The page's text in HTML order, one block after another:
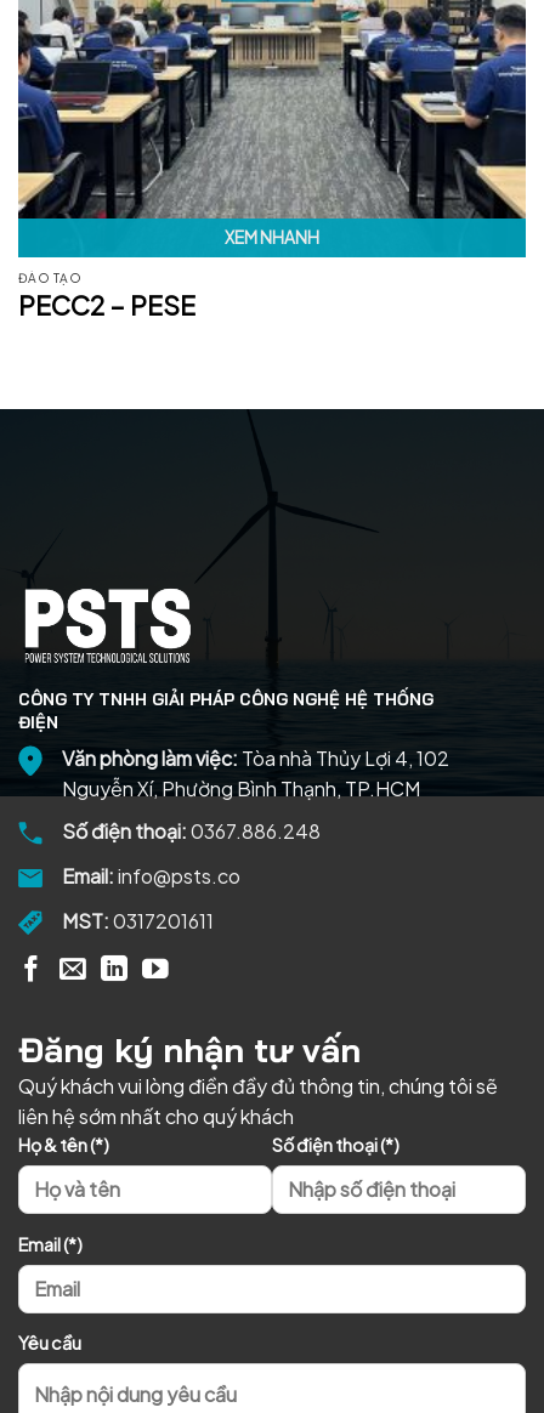
XEM NHANH
ĐÀO TẠO
PECC2 – PESE
CÔNG TY TNHH GIẢI PHÁP CÔNG NGHỆ HỆ THỐNG
ĐIỆN
Văn phòng làm việc: Tòa nhà Thủy Lợi 4, 102
Nguyễn Xí, Phường Bình Thạnh, TP.HCM
Số điện thoại:0367.886.248
Email:info@psts.co
MST:0317201611
Đăng ký nhận tư vấn
Quý khách vui lòng điền đầy đủ thông tin, chúng tôi sẽ
liên hệ sớm nhất cho quý khách
Họ & tên (*) Số điện thoại (*)
Email (*)
Yêu cầu